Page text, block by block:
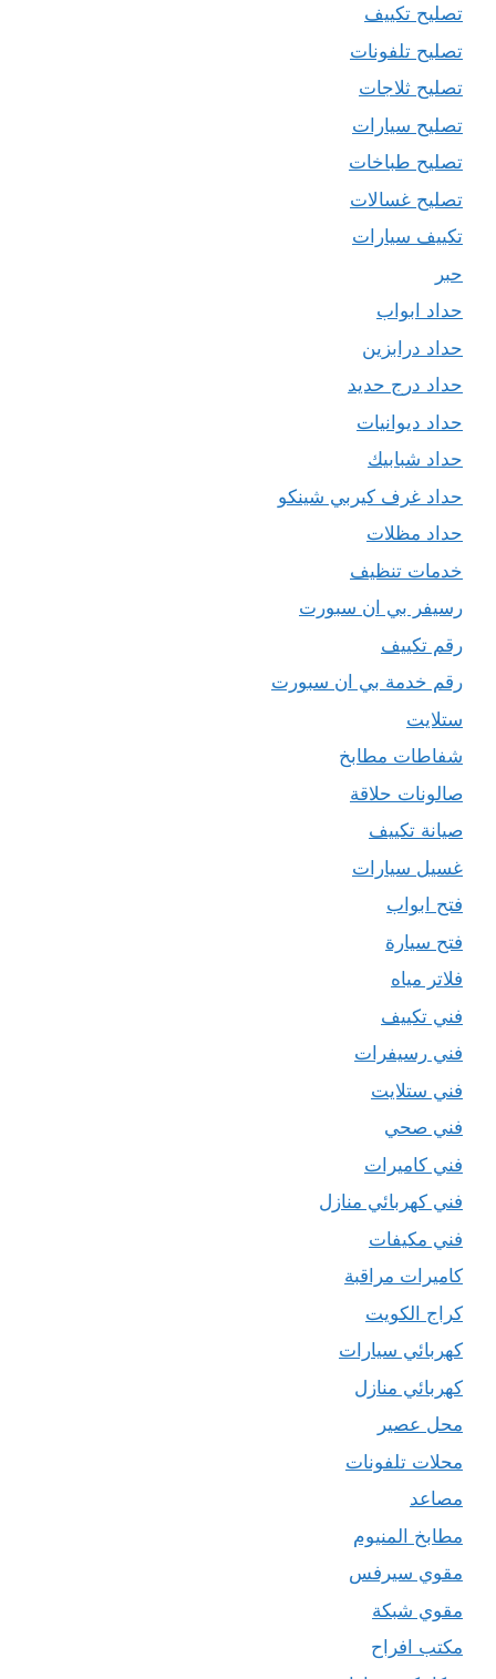
تصليح تكييف
تصليح تلفونات
تصليح ثلاجات
تصليح سيارات
تصليح طباخات
تصليح غسالات
تكييف سيارات
حبر
حداد ابواب
حداد درابزين
حداد درج حديد
حداد ديوانيات
حداد شبابيك
حداد غرف كيربي شينكو
حداد مظلات
خدمات تنظيف
رسيفر بي ان سبورت
رقم تكييف
رقم خدمة بي ان سبورت
ستلايت
شفاطات مطابخ
صالونات حلاقة
صيانة تكييف
غسيل سيارات
فتح ابواب
فتح سيارة
فلاتر مياه
فني تكييف
فني رسيفرات
فني ستلايت
فني صحي
فني كاميرات
فني كهربائي منازل
فني مكيفات
كاميرات مراقبة
كراج الكويت
كهربائي سيارات
كهربائي منازل
محل عصير
محلات تلفونات
مصاعد
مطابخ المنيوم
مقوي سيرفس
مقوي شبكة
مكتب افراح